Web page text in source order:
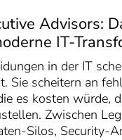
Advisors:
IT-
in der IT
Sie scheitern an
es kosten würde,
Zwischen
Silos, Security-